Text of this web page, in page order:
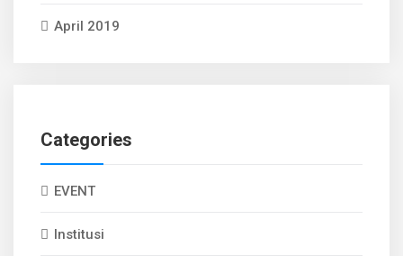
April 2019
Categories
EVENT
Institusi